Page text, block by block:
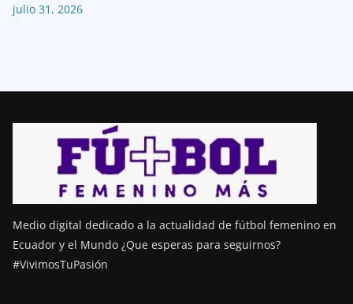
julio 31, 2026
Medio digital dedicado a la actualidad de fútbol femenino en
Ecuador y el Mundo ¿Que esperas para seguirnos?
#VivimosTuPasión